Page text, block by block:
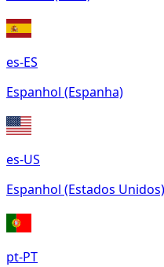
es-ES
Espanhol (Espanha)
es-US
Espanhol (Estados Unidos)
pt-PT